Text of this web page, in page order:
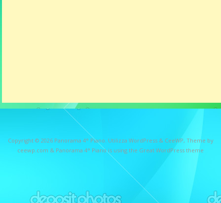
Copyright © 2026 Panorama 4° Piano . Utilizza WordPress& CeeWP, Theme by
ceewp.com & Panorama 4° Piano is using the Great WordPress theme